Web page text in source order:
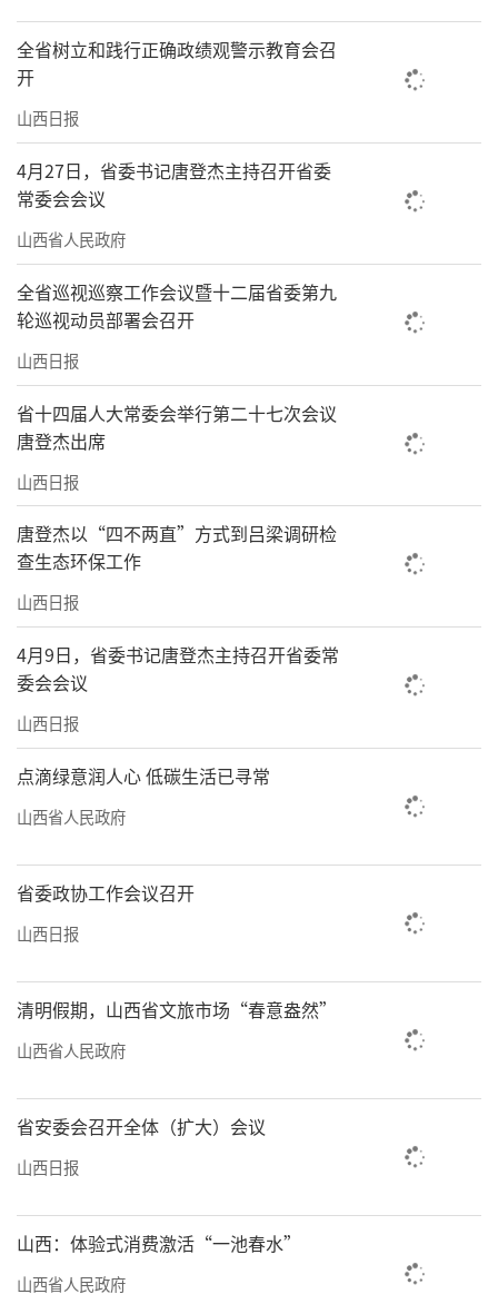
州冯南垣村、汾西段村等80个充满泥土气息的
乡村，作为党员教育基地；推动1.09万个基层
党组织借力“云端”开展日常学习。在冯南垣
村，党员们沿着蜿蜒村道追寻红色足迹，在老
乡炕头聆听老战士讲述烽火岁月；在段村，廉
政故事融入乡村生活点滴，如春雨般滋润心
田。
深化党的创新理论武装、优化党员队伍结
构。近年来，我省通过深入实施“共产党员先
锋工程”，突出问题导向，创新方法路径，健
全完善机制，不断推进全省党员队伍建设取得
积极成效。截至2024年底，全省中国共产党党
员总数为277.99万名，比上年增加2.13万名；
党的基层组织13.70万个，比上年增加0.19万
个。全省党员队伍结构进一步优化，基层党组
突出凝心铸魂。我省把习近平总书记对山
西工作的重要讲话重要指示精神作为最鲜活最
生动最具体的理论实践课程，围绕5次考察山西
调研点，精心打造“循迹铸魂”实景课堂，组
织广大党员开展现场教学，身临其境感悟真理
力量和实践伟力。坚持把学习贯彻习近平新时
针对农村、城市、机关、事业单位、企业、新
兴领域等不同党员群体特点，精准设计党员培
党员教育培训“领航计划”，推进“六个一
百”工程，开发优质课程，选聘优秀讲师，巩
推动优质培训资源直达基层一线。完善理论学
习评价机制，切实把是否讲深讲透、学员是否
做到学思用贯通作为重要标准，推动学用结
合、见行见效。
风雨为令，使命必达。进入10月以来，我
全省树立和践行正确政绩观警示教育会召
开
山西日报
4月27日，省委书记唐登杰主持召开省委
常委会会议
山西省人民政府
全省巡视巡察工作会议暨十二届省委第九
轮巡视动员部署会召开
山西日报
省十四届人大常委会举行第二十七次会议
唐登杰出席
山西日报
唐登杰以“四不两直”方式到吕梁调研检
查生态环保工作
山西日报
4月9日，省委书记唐登杰主持召开省委常
委会会议
山西日报
点滴绿意润人心 低碳生活已寻常
山西省人民政府
省委政协工作会议召开
山西日报
清明假期，山西省文旅市场“春意盎然”
山西省人民政府
省安委会召开全体（扩大）会议
山西日报
山西：体验式消费激活“一池春水”
山西省人民政府